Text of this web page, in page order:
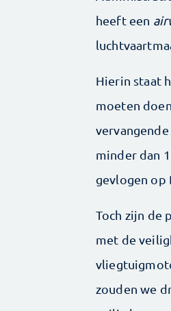
heeft een
Hierin staat
moeten
minder dan
gevlogen op
Toch zijn de
met de
zouden we